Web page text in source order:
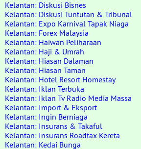
Kelantan: Diskusi Bisnes
Kelantan: Diskusi Tuntutan & Tribunal
Kelantan: Expo Karnival Tapak Niaga
Kelantan: Forex Malaysia
Kelantan: Haiwan Peliharaan
Kelantan: Haji & Umrah
Kelantan: Hiasan Dalaman
Kelantan: Hiasan Taman
Kelantan: Hotel Resort Homestay
Kelantan: Iklan Terbuka
Kelantan: Iklan Tv Radio Media Massa
Kelantan: Import & Eksport
Kelantan: Ingin Berniaga
Kelantan: Insurans & Takaful
Kelantan: Insurans Roadtax Kereta
Kelantan: Kedai Bunga